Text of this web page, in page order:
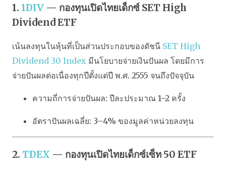
1. 1DIV — กองทุนเปิดไทยเด็กซ์ SET High
Dividend ETF
เน้นลงทุนในหุ้นที่เป็นส่วนประกอบของดัชนี SET High
Dividend 30 Index มีนโยบายจ่ายเงินปันผล โดยมีการ
จ่ายปันผลต่อเนื่องทุกปีตั้งแต่ปี พ.ศ. 2555 จนถึงปัจจุบัน
ความถี่การจ่ายปันผล: ปีละประมาณ 1–2 ครั้ง
อัตราปันผลเฉลี่ย: 3–4% ของมูลค่าหน่วยลงทุน
2. TDEX — กองทุนเปิดไทยเด็กซ์เซ็ท 50 ETF